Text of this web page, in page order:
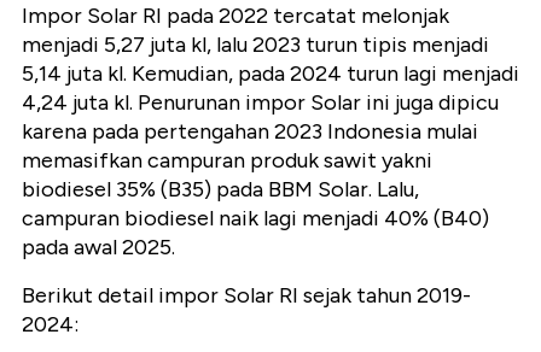
Impor Solar RI pada 2022 tercatat melonjak
menjadi 5,27 juta kl, lalu 2023 turun tipis menjadi
5,14 juta kl. Kemudian, pada 2024 turun lagi menjadi
4,24 juta kl. Penurunan impor Solar ini juga dipicu
karena pada pertengahan 2023 Indonesia mulai
memasifkan campuran produk sawit yakni
biodiesel 35% (B35) pada BBM Solar. Lalu,
campuran biodiesel naik lagi menjadi 40% (B40)
pada awal 2025.
Berikut detail impor Solar RI sejak tahun 2019-
2024: